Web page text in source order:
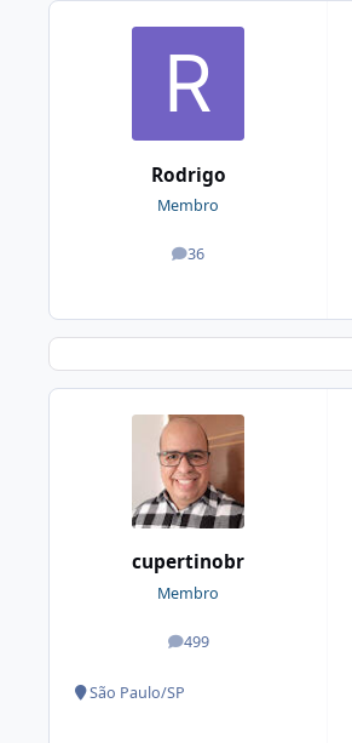
Rodrigo
Membro
36
posts
cupertinobr
Membro
499
posts
São Paulo/SP